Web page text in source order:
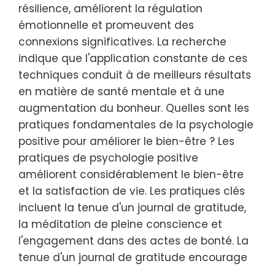
résilience, améliorent la régulation
émotionnelle et promeuvent des
connexions significatives. La recherche
indique que l'application constante de ces
techniques conduit à de meilleurs résultats
en matière de santé mentale et à une
augmentation du bonheur. Quelles sont les
pratiques fondamentales de la psychologie
positive pour améliorer le bien-être ? Les
pratiques de psychologie positive
améliorent considérablement le bien-être
et la satisfaction de vie. Les pratiques clés
incluent la tenue d'un journal de gratitude,
la méditation de pleine conscience et
l'engagement dans des actes de bonté. La
tenue d'un journal de gratitude encourage